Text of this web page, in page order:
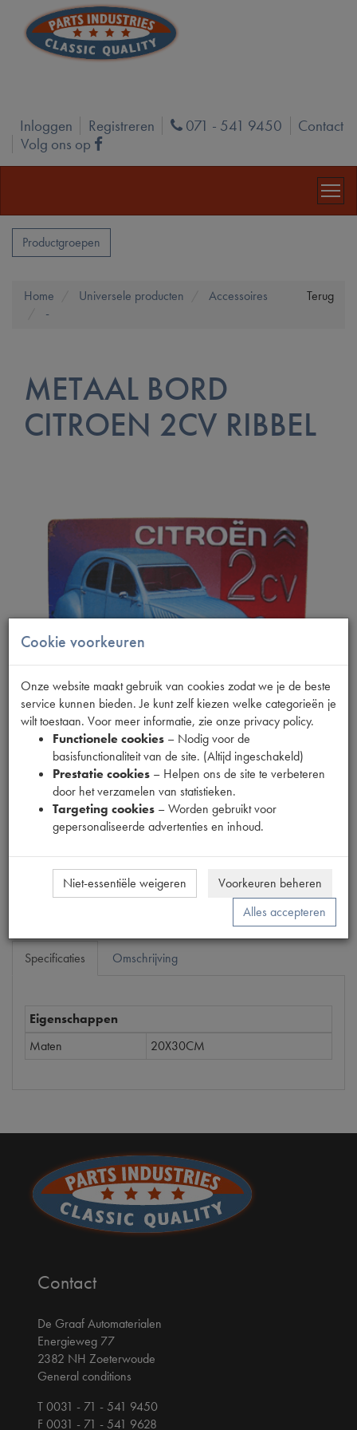
Inloggen Registreren Phone
071 - 541 9450
Contact
Volg ons op
Facebook
Productgroepen
Terug
Home Universele producten
Accessoires
-
METAAL BORD
CITROEN 2CV RIBBEL
Productnummer
1891023
Bestel
Specificaties Omschrijving
Eigenschappen
Maten
20X30CM
Contact
De Graaf Automaterialen
Energieweg 77
2382 NH Zoeterwoude
General conditions
T 0031 - 71 - 541 9450
F 0031 - 71 - 541 9628
Cookie voorkeuren
Onze website maakt gebruik van cookies zodat we je de beste
service kunnen bieden. Je kunt zelf kiezen welke categorieën je
wilt toestaan. Voor meer informatie, zie onze privacy policy.
Functionele cookies – Nodig voor de
basisfunctionaliteit van de site. (Altijd ingeschakeld)
Prestatie cookies – Helpen ons de site te verbeteren
door het verzamelen van statistieken.
Targeting cookies – Worden gebruikt voor
gepersonaliseerde advertenties en inhoud.
Niet-essentiële weigeren
Voorkeuren beheren
Alles accepteren